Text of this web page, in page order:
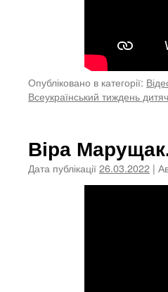
Опубліковано в категорії:
Всеукраїнський тиждень
Віра
Дата публікації26.03.2022 |